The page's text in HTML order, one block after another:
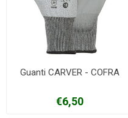
Guanti CARVER - COFRA
€6,50